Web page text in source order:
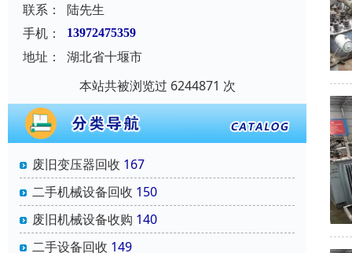
联系：
陆先生
手机：
13972475359
地址：
湖北省十堰市
本站共被浏览过 6244871 次
废旧变压器回收 167
二手机械设备回收 150
废旧机械设备收购 140
二手设备回收 149